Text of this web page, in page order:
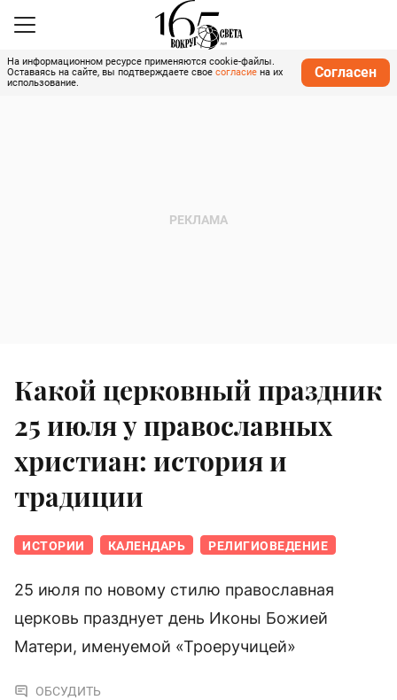
На информационном ресурсе применяются cookie-файлы.
Оставаясь на сайте, вы подтверждаете свое согласие на их
использование.
Согласен
Какой церковный праздник
25 июля у православных
христиан: история и
традиции
ИСТОРИИ КАЛЕНДАРЬ РЕЛИГИОВЕДЕНИЕ
25 июля по новому стилю православная
церковь празднует день Иконы Божией
Матери, именуемой «Троеручицей»
ОБСУДИТЬ